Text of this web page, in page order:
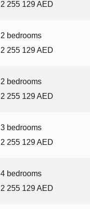
2 255 129 AED
2 bedrooms
2 255 129 AED
2 bedrooms
2 255 129 AED
3 bedrooms
2 255 129 AED
4 bedrooms
2 255 129 AED